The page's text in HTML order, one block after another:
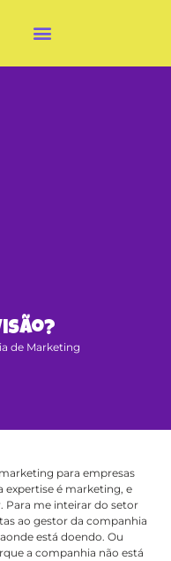
de Marketing
para empresas
expertise é marketing, e
Para me inteirar do setor
ao gestor da companhia
está doendo. Ou
a companhia não está